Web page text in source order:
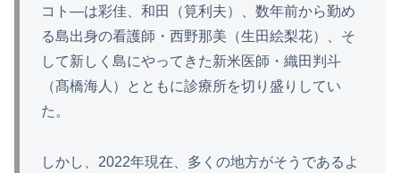
コト―は彩佳、和田（筧利夫）、数年前から勤め
る島出身の看護師・西野那美（生田絵梨花）、そ
して新しく島にやってきた新米医師・織田判斗
（髙橋海人）とともに診療所を切り盛りしてい
た。
しかし、2022年現在、多くの地方がそうであるよ